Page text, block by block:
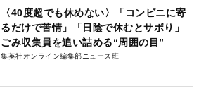
〈40度超でも休めない〉「コンビニに寄
るだけで苦情」「日陰で休むとサボり」
ごみ収集員を追い詰める“周囲の目”
集英社オンライン編集部ニュース班